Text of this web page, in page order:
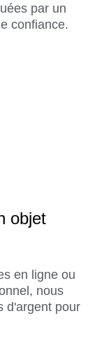
par un
confiance.
objet
en ligne ou
nous
d'argent pour